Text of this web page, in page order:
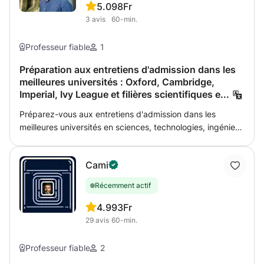
5.0
3 avis
98Fr
60-min.
Professeur fiable 1
Préparation aux entretiens d'admission dans les
meilleures universités : Oxford, Cambridge,
Imperial, Ivy League et filières scientifiques e...
Préparez-vous aux entretiens d'admission dans les
meilleures universités en sciences, technologies, ingénierie
mathématiques, scientifiques et techniques. Depuis plus
de 12 ans, je prépare des étudiants aux candidatures et
aux entretiens d'admission dans les universités les plus
sélectives, et nombre d'entre eux ont intégré les
universités de leur choix, notamment Oxford, Cambridge,
programmes STEM très sélectifs. Ces cours sont conçus
Cami
Récemment actif
4.9
29 avis
93Fr
60-min.
Professeur fiable 2